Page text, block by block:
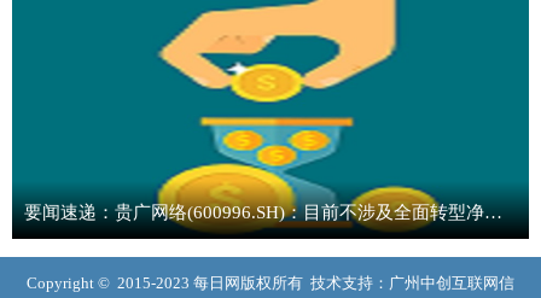
要闻速递：贵广网络(600996.SH)：目前不涉及全面转型净水器生产研发业务的计划
Copyright © 2015-2023 每日网版权所有 技术支持：广州中创互联网信